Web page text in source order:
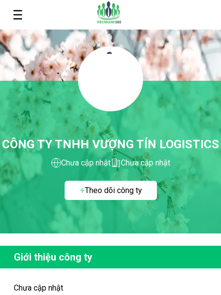
CÔNG TY TNHH VƯỢNG TÍN LOGISTICS
Chưa cập nhật Chưa cập nhật
Theo dõi công ty
Giới thiệu công ty
Chưa cập nhật